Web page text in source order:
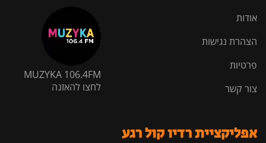
אודות
הצהרת נגישות
פרטיות
צור קשר
MUZYKA 106.4FM
לחצו להאזנה
אפליקציית רדיו קול רגע